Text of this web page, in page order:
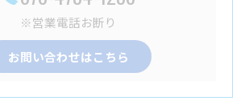
※営業電話お断り
お問い合わせはこちら